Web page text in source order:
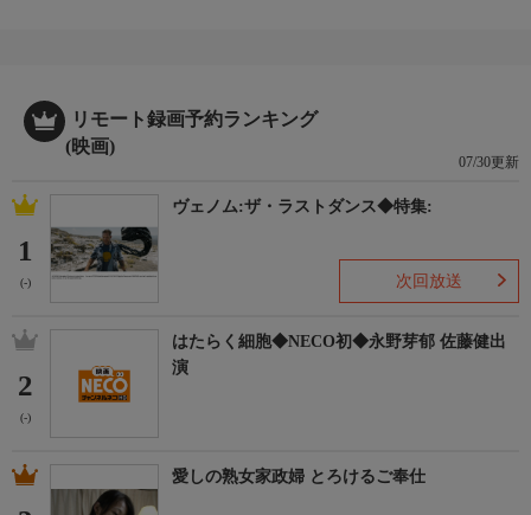
リモート録画予約ランキング
(映画)
07/30更新
1
(-)
ヴェノム:ザ・ラストダンス◆特集:
次回放送
2
(-)
はたらく細胞◆NECO初◆永野芽郁 佐藤健出
演
愛しの熟女家政婦 とろけるご奉仕